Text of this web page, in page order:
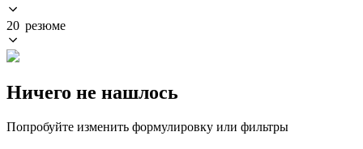
20 резюме
Ничего не нашлось
Попробуйте изменить формулировку или фильтры